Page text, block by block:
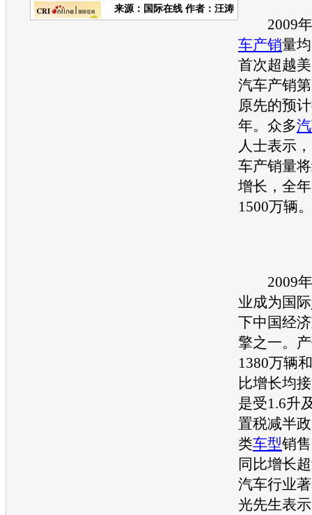
来源： 国际在线 作者：汪涛
2009年
车产销量
首次超越
汽车产销
原先的预
年。众多
人士表示
车产销量
增长，全
1500万辆。
2009年
业成为国际
下中国经
擎之一。
1380万辆
比增长均
是受1.6升
置税减半
类车型销
同比增长
汽车行业
光先生表